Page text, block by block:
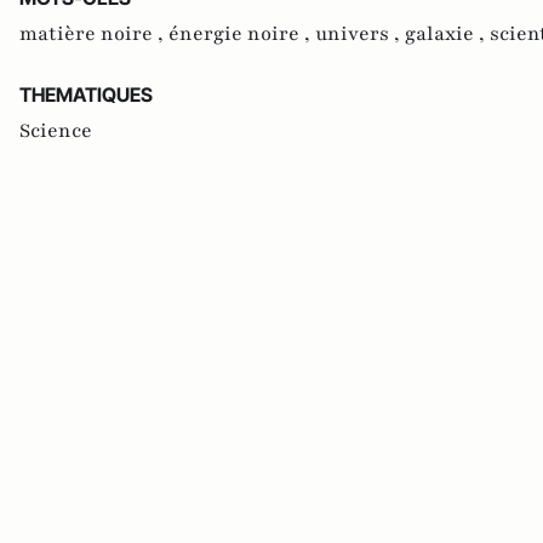
matière noire , énergie noire , univers , galaxie ,
THEMATIQUES
Science